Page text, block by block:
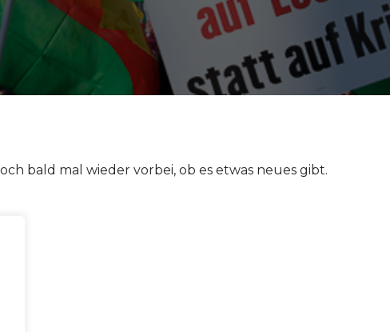
bald mal wieder vorbei, ob es etwas neues gibt.